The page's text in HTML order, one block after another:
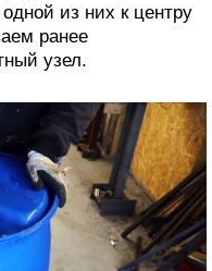
из них к центру
ранее
узел.